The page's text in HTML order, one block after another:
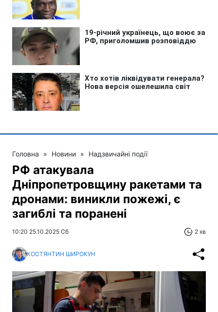
Головна » Новини » Надзвичайні події
РФ атакувала
Дніпропетровщину ракетами та
дронами: виникли пожежі, є
загиблі та поранені
10:20 25.10.2025 Сб 2 хв
КОСТЯНТИН ШИРОКУН